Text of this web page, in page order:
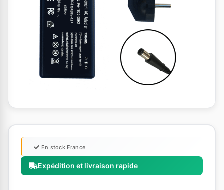
Expédition et livraison rapide
En stock France